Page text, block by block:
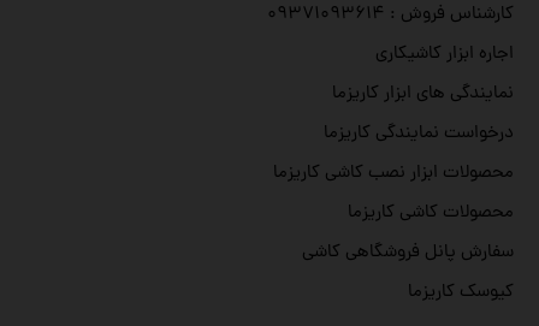
کارشناس فروش : ۰۹۳۷۱۰۹۳۶۱۴
اجاره ابزار کاشیکاری
نمایندگی های ابزار کاریزما
درخواست نمایندگی کاریزما
محصولات ابزار نصب کاشی کاریزما
محصولات کاشی کاریزما
سفارش پانل فروشگاهی کاشی
کیوسک کاریزما